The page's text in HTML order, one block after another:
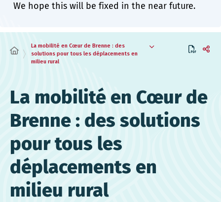
We hope this will be fixed in the near future.
La mobilité en Cœur de Brenne : des
solutions pour tous les déplacements en
milieu rural
La mobilité en Cœur de
Brenne : des solutions
pour tous les
déplacements en
milieu rural